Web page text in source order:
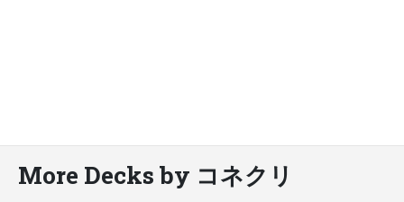
More Decks by コネクリ